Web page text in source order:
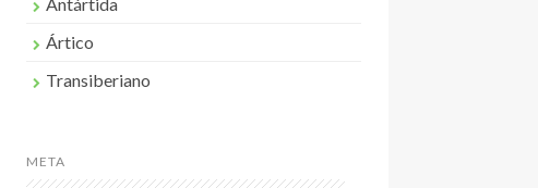
Ártico
Transiberiano
META